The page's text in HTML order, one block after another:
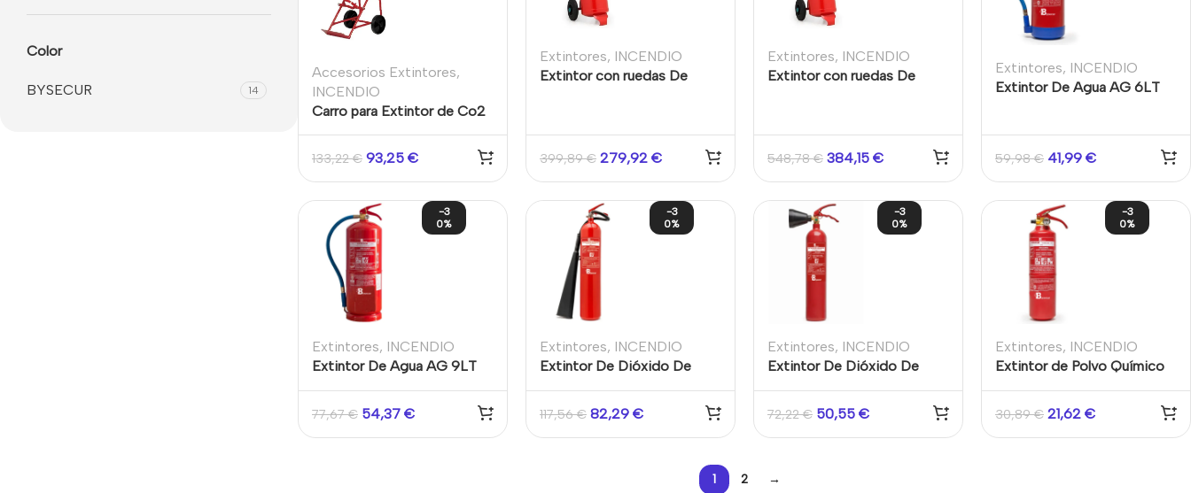
Color
BYSECUR 14
Accesorios Extintores,
INCENDIO
Carro para Extintor de Co2
133,22€ 93,25 €
Extintores, INCENDIO
Extintor con ruedas De
399,89€ 279,92 €
Extintores, INCENDIO
Extintor con ruedas De
548,78€ 384,15 €
Extintores, INCENDIO
Extintor De Agua AG 6LT
59,98€ 41,99 €
-3
0%
Extintores, INCENDIO
Extintor De Agua AG 9LT
77,67€ 54,37 €
-3
0%
Extintores, INCENDIO
Extintor De Dióxido De
117,56€ 82,29 €
-3
0%
Extintores, INCENDIO
Extintor De Dióxido De
72,22€ 50,55 €
-3
0%
Extintores, INCENDIO
Extintor de Polvo Químico
30,89€ 21,62 €
1 2 →